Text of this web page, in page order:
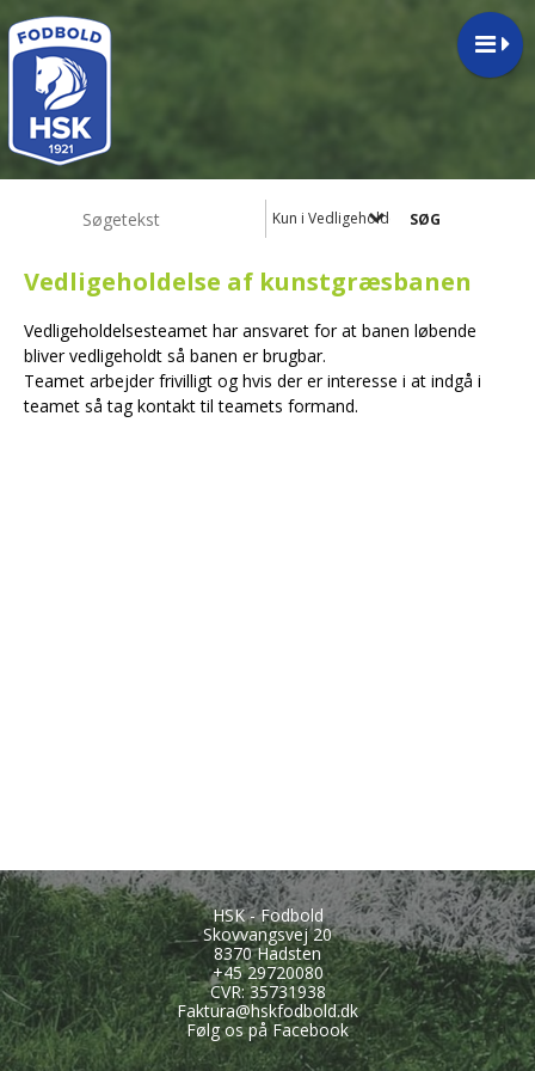
Kun i Vedligeholdelse af
Vedligeholdelse af kunstgræsbanen
Vedligeholdelsesteamet har ansvaret for at banen løbende
bliver vedligeholdt så banen er brugbar.
Teamet arbejder frivilligt og hvis der er interesse i at indgå i
teamet så tag kontakt til teamets formand.
HSK - Fodbold
Skovvangsvej 20
8370 Hadsten
+4529720080
CVR: 35731938
Faktura@hskfodbold.dk
Følg os på Facebook